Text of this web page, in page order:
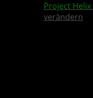
Project Helix
verändern